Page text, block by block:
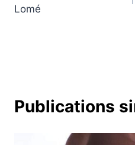
Lomé
Publications